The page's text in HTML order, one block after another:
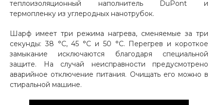
Оплачивайте сегодня только
Получайте товар
выбранный способом
Оставшиеся75% будут
теплоизоляционный наполнитель DuPont и
термопленку из углеродных нанотрубок.
Шарф имеет три режима нагрева, сменяемые за три
секунды: 38 °C, 45 °C и 50 °C. Перегрев и короткое
замыкание исключаются благодаря специальной
защите. На случай неисправности предусмотрено
аварийное отключение питания. Очищать его можно в
стиральной машине.